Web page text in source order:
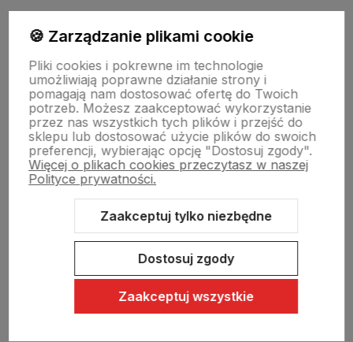
Moje konto
Swiat Edibutik
Sklep internetowy Shoper Premium
Szablon Shoper Modern 3.0™
🍪 Zarządzanie plikami cookie
Pliki cookies i pokrewne im technologie
umożliwiają poprawne działanie strony i
pomagają nam dostosować ofertę do Twoich
potrzeb. Możesz zaakceptować wykorzystanie
przez nas wszystkich tych plików i przejść do
sklepu lub dostosować użycie plików do swoich
preferencji, wybierając opcję "Dostosuj zgody".
Więcej o plikach cookies przeczytasz w naszej
Polityce prywatności.
Zaakceptuj tylko niezbędne
Dostosuj zgody
Zaakceptuj wszystkie